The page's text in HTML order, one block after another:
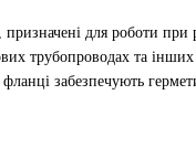
для роботи
трубопроводах та
фланці забезпечують